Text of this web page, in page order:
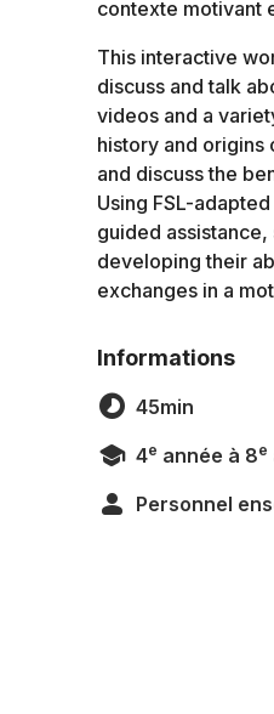
contexte motivant
This interactive
discuss and talk
videos and a
history and origins
and discuss the
Using FSL-
guided
developing their
exchanges in a
Informations
45min
4e année à 8e
Personnel